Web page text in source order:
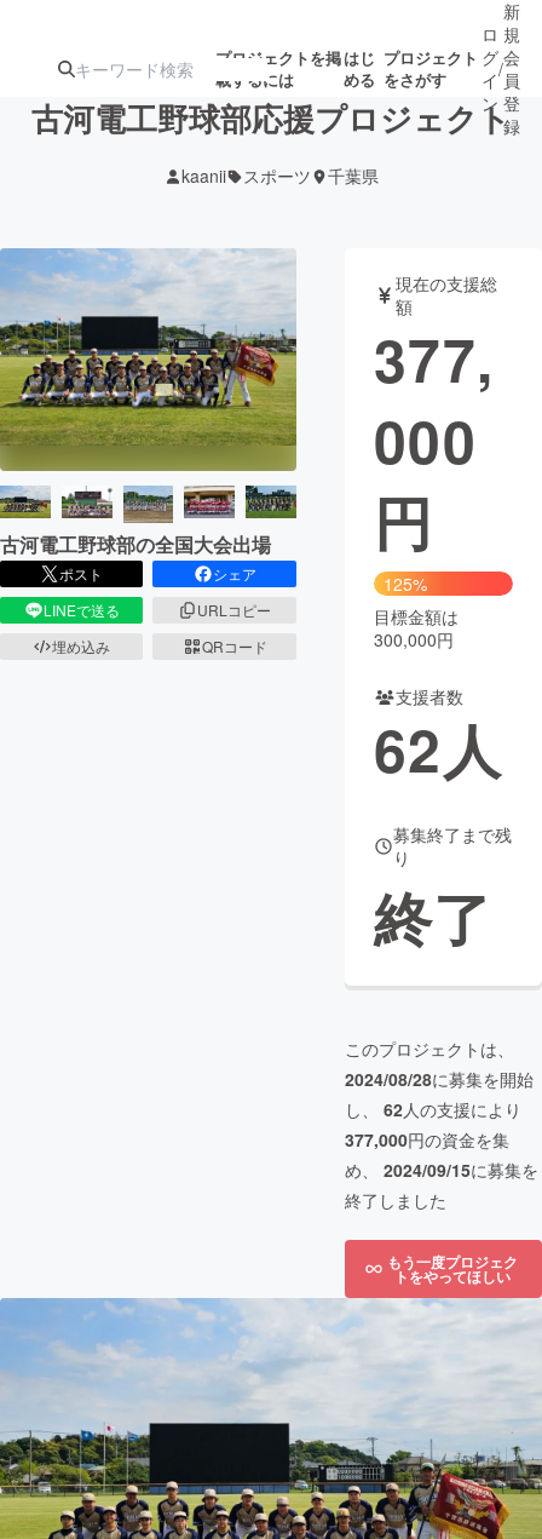
プロジェクトを掲
載するには
はじ
める
プロジェクト
をさがす
アート・写真
テクノロジー・ガジェット ゲーム・サ
書籍・雑誌
ビジネス・起業
まちづくり・地域活性化
CAMPFIRE for Social Good
コミュニティ
ロ
グ
イ
ン
/
新
規
会
員
登
録
古河電工野球部応援プロジェクト
kaanii スポーツ 千葉県
古河電工野球部の全国大会出場
ポスト
シェア
LINEで送る
URLコピー
埋め込み
QRコード
現在の支援総
額
377,
000
円
125%
目標金額は
300,000円
支援者数
62人
募集終了まで残
り
終了
このプロジェクトは、
2024/08/28に募集を開始
し、 62人の支援により
377,000円の資金を集
め、 2024/09/15に募集を
終了しました
もう一度プロジェク
トをやってほしい